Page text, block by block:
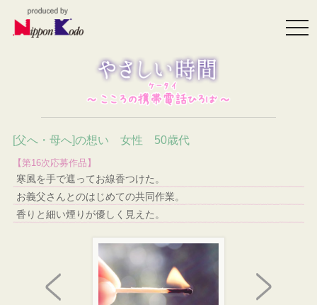
[父へ・母へ]の想い 女性 50歳代
【第16次応募作品】
寒風を手で遮ってお線香つけた。
お義父さんとのはじめての共同作業。
香りと細い煙りが優しく見えた。